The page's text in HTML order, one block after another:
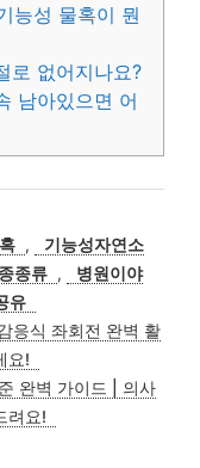
능성 물혹이 뭔
로 없어지나요?
남아있으면 어
,
기능성자연소
종류 ,
병원이야
유
응식 좌회전 완벽 활
요!
완벽 가이드 | 의사
려요!